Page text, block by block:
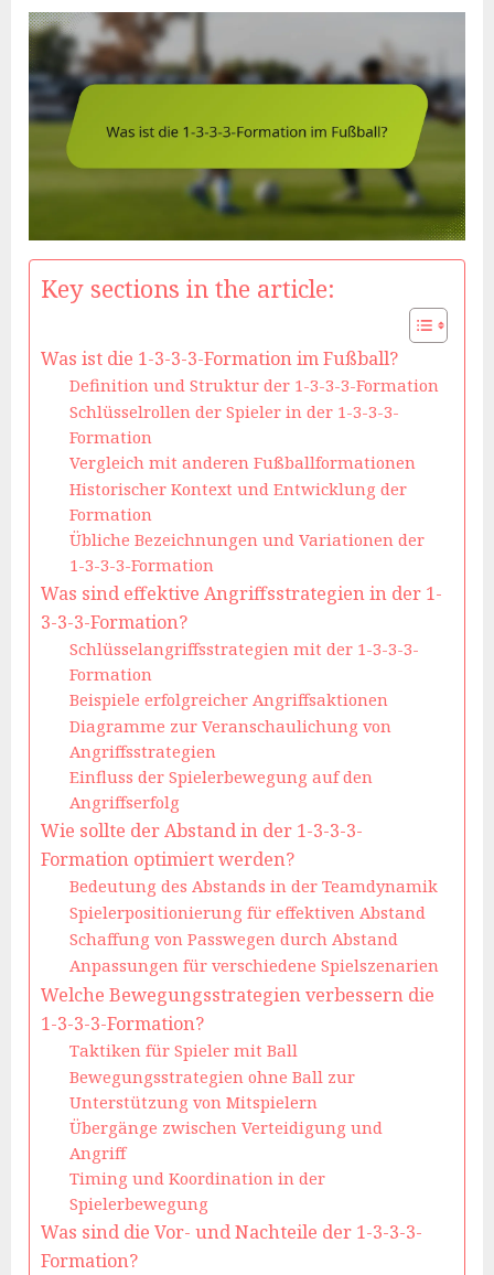
Key sections in the article:
Was ist die 1-3-3-3-Formation im Fußball?
Definition und Struktur der 1-3-3-3-Formation
Schlüsselrollen der Spieler in der 1-3-3-3-
Formation
Vergleich mit anderen Fußballformationen
Historischer Kontext und Entwicklung der
Formation
Übliche Bezeichnungen und Variationen der
1-3-3-3-Formation
Was sind effektive Angriffsstrategien in der 1-
3-3-3-Formation?
Schlüsselangriffsstrategien mit der 1-3-3-3-
Formation
Beispiele erfolgreicher Angriffsaktionen
Diagramme zur Veranschaulichung von
Angriffsstrategien
Einfluss der Spielerbewegung auf den
Angriffserfolg
Wie sollte der Abstand in der 1-3-3-3-
Formation optimiert werden?
Bedeutung des Abstands in der Teamdynamik
Spielerpositionierung für effektiven Abstand
Schaffung von Passwegen durch Abstand
Anpassungen für verschiedene Spielszenarien
Welche Bewegungsstrategien verbessern die
1-3-3-3-Formation?
Taktiken für Spieler mit Ball
Bewegungsstrategien ohne Ball zur
Unterstützung von Mitspielern
Übergänge zwischen Verteidigung und
Angriff
Timing und Koordination in der
Spielerbewegung
Was sind die Vor- und Nachteile der 1-3-3-3-
Formation?